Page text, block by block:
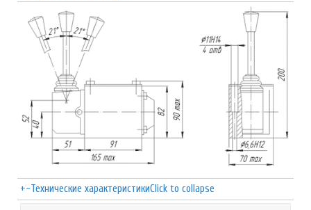
+-Технические характеристикиClick to collapse